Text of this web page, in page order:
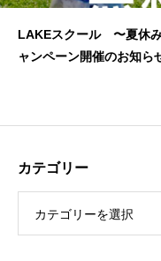
クール 〜夏休みキ
ン開催のお知らせ〜
カテゴリー
カテゴリーを選択